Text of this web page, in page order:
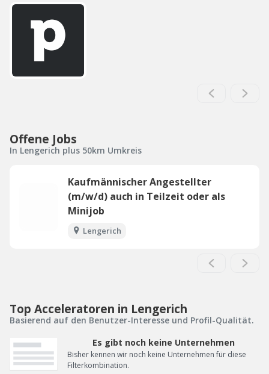
Offene Jobs
In Lengerich plus 50km Umkreis
Kaufmännischer Angestellter
(m/w/d) auch in Teilzeit oder als
Minijob
Lengerich
Top Acceleratoren in Lengerich
Basierend auf den Benutzer-Interesse und Profil-Qualität.
Es gibt noch keine Unternehmen
Bisher kennen wir noch keine Unternehmen für diese
Filterkombination.